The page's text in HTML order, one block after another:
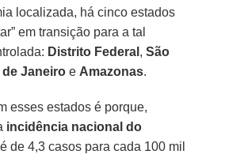
localizada, há cinco estados
em transição para a tal
Distrito Federal ,São
de Janeiro e Amazonas.
esses estados é porque,
incidência nacional do
de 4,3 casos para cada 100 mil